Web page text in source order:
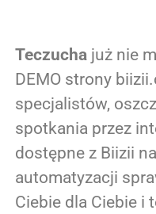
Teczucha już nie
DEMO strony
specjalistów,
spotkania przez
dostępne z Biizii
automatyzacji
Ciebie dla Ciebie i